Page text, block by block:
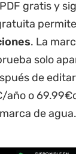
gratis y
permite
. La
solo
de
año o
de agua.